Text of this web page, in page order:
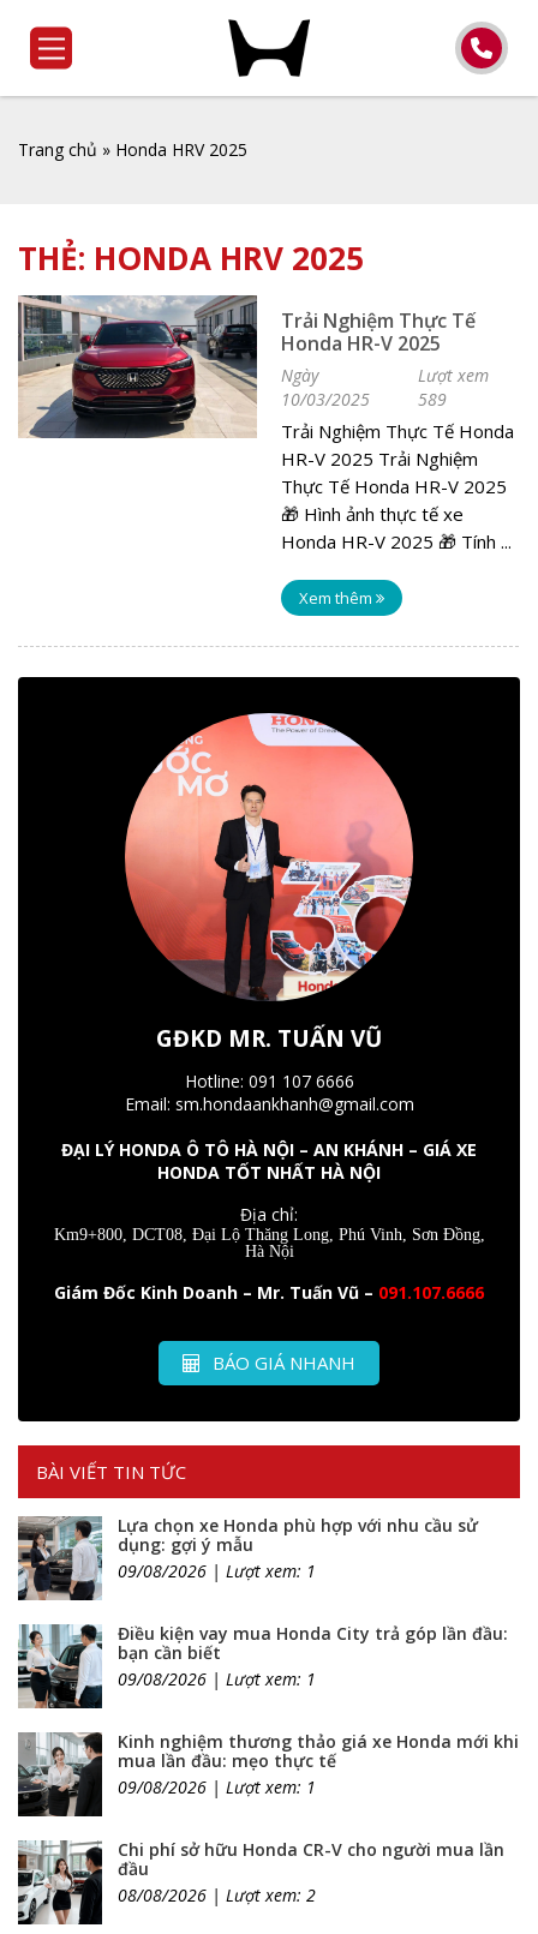
Trang chủ » Honda HRV 2025
THẺ: HONDA HRV 2025
Trải Nghiệm Thực Tế
Honda HR-V 2025
Ngày
10/03/2025
Lượt xem
589
Trải Nghiệm Thực Tế Honda
HR-V 2025 Trải Nghiệm
Thực Tế Honda HR-V 2025
🎁 Hình ảnh thực tế xe
Honda HR-V 2025 🎁 Tính ...
Xem thêm
GĐKD MR. TUẤN VŨ
Hotline: 091 107 6666
Email: sm.hondaankhanh@gmail.com
ĐẠI LÝ HONDA Ô TÔ HÀ NỘI – AN KHÁNH – GIÁ XE
HONDA TỐT NHẤT HÀ NỘI
Địa chỉ:
Km9+800, DCT08, Đại Lộ Thăng Long, Phú Vinh, Sơn Đồng,
Hà Nội
Giám Đốc Kinh Doanh – Mr. Tuấn Vũ – 091.107.6666
BÁO GIÁ NHANH
BÀI VIẾT TIN TỨC
Lựa chọn xe Honda phù hợp với nhu cầu sử
dụng: gợi ý mẫu
09/08/2026 | Lượt xem: 1
Điều kiện vay mua Honda City trả góp lần đầu:
bạn cần biết
09/08/2026 | Lượt xem: 1
Kinh nghiệm thương thảo giá xe Honda mới khi
mua lần đầu: mẹo thực tế
09/08/2026 | Lượt xem: 1
Chi phí sở hữu Honda CR-V cho người mua lần
đầu
08/08/2026 | Lượt xem: 2